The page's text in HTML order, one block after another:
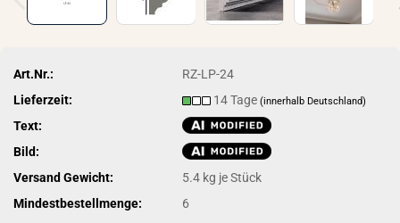
Art.Nr.:
RZ-LP-24
Lieferzeit:
14 Tage(innerhalb Deutschland)
Text:
Bild:
Versand Gewicht:
5.4 kg je Stück
Mindestbestellmenge:
6